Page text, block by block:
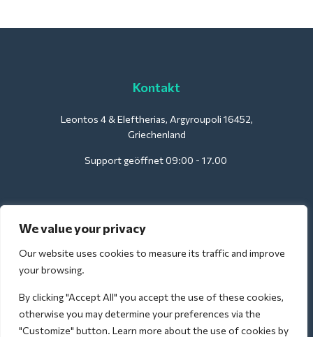
We value your privacy
Our website uses cookies to measure its traffic and improve
your browsing.
By clicking "Accept All" you accept the use of these cookies,
otherwise you may determine your preferences via the
"Customize" button. Learn more about the use of cookies by
Kontakt
Leontos 4 & Eleftherias, Argyroupoli 16452,
Griechenland
Support geöffnet 09:00 - 17.00
Für Hotels:
support@deliverback.com
Für den Flughafen:
airport@deliverback.com